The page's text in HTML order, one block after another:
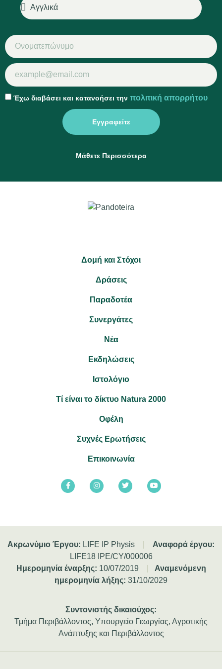
Έχω διαβάσει και κατανοήσει την πολιτική απορρήτου
Εγγραφείτε
Μάθετε Περισσότερα
Δομή και Στόχοι
Δράσεις
Παραδοτέα
Συνεργάτες
Νέα
Εκδηλώσεις
Ιστολόγιο
Τί είναι το δίκτυο Natura 2000
Οφέλη
Συχνές Ερωτήσεις
Επικοινωνία
Ακρωνύμιο Έργου: LIFE IP Physis
Αναφορά έργου:
LIFE18 IPE/CY/000006
Ημερομηνία έναρξης: 10/07/2019
Αναμενόμενη
ημερομηνία λήξης: 31/10/2029
Συντονιστής δικαιούχος:
Τμήμα Περιβάλλοντος, Υπουργείο Γεωργίας, Αγροτικής
Ανάπτυξης και Περιβάλλοντος